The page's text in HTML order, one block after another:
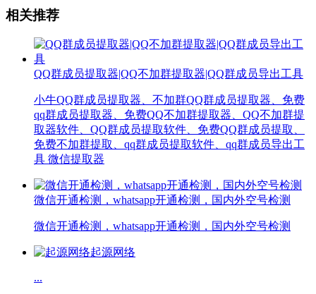
相关推荐
QQ群成员提取器|QQ不加群提取器|QQ群成员导出工具
小牛QQ群成员提取器、不加群QQ群成员提取器、免费
qq群成员提取器、免费QQ不加群提取器、QQ不加群提
取器软件、QQ群成员提取软件、免费QQ群成员提取、
免费不加群提取、qq群成员提取软件、qq群成员导出工
具 微信提取器
微信开通检测，whatsapp开通检测，国内外空号检测
微信开通检测，whatsapp开通检测，国内外空号检测
起源网络
...